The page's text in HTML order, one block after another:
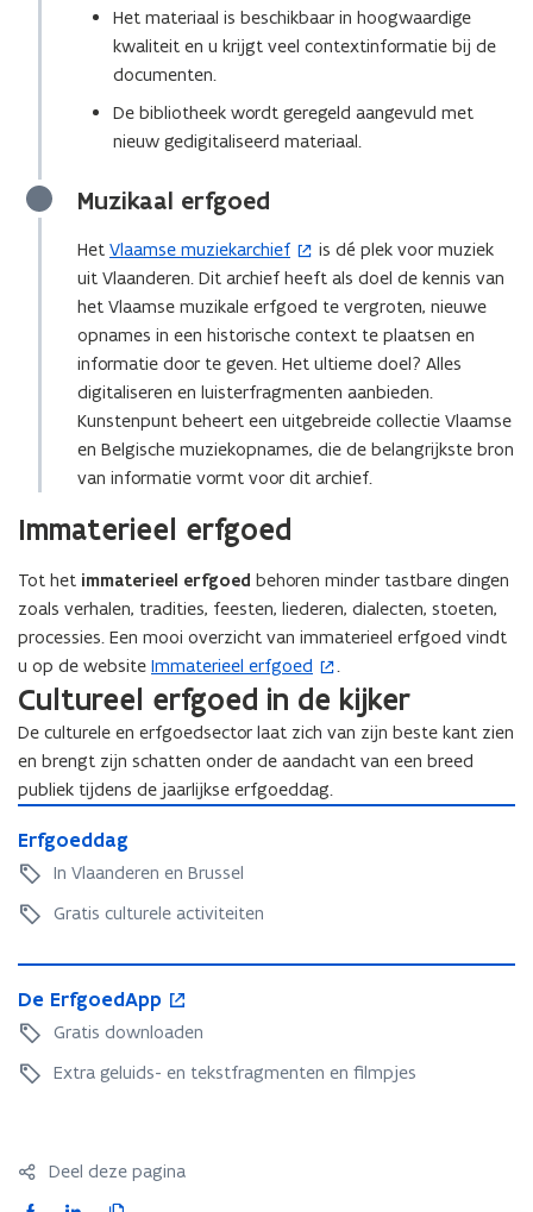
i
e
u
v
e
n
s
t
e
r
Het materiaal is beschikbaar in hoogwaardige
kwaliteit en u krijgt veel contextinformatie bij de
documenten.
De bibliotheek wordt geregeld aangevuld met
nieuw gedigitaliseerd materiaal.
Muzikaal erfgoed
Het Vlaamse muziekarchief
(
o
p
e
n
t
i
n
n
e
w
v
e
n
s
t
e
r
is dé plek voor muziek
uit Vlaanderen. Dit archief heeft als doel de kennis van
het Vlaamse muzikale erfgoed te vergroten, nieuwe
opnames in een historische context te plaatsen en
informatie door te geven. Het ultieme doel? Alles
digitaliseren en luisterfragmenten aanbieden.
Kunstenpunt beheert een uitgebreide collectie Vlaamse
en Belgische muziekopnames, die de belangrijkste bron
van informatie vormt voor dit archief.
Immaterieel erfgoed
Tot het immaterieel erfgoed behoren minder tastbare dingen
zoals verhalen, tradities, feesten, liederen, dialecten, stoeten,
processies. Een mooi overzicht van immaterieel erfgoed vindt
u op de website Immaterieel erfgoed
(
o
p
e
n
t
n
i
w
v
e
e
.
Cultureel erfgoed in de kijker
De culturele en erfgoedsector laat zich van zijn beste kant zien
en brengt zijn schatten onder de aandacht van een breed
publiek tijdens de jaarlijkse erfgoeddag.
r
f
o
d
d
g
Erfgoeddag
E
r
g
e
d
d
a
g
In Vlaanderen en Brussel
Gratis culturele activiteiten
e
E
f
d
p
e
t
i
De ErfgoedApp
D
e
r
e
Gratis downloaden
Extra geluids- en tekstfragmenten en filmpjes
Deel deze pagina